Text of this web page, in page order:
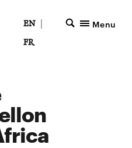
EN
FR
Menu